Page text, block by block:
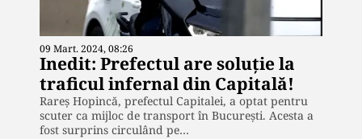
09 Mart. 2024, 08:26
Inedit: Prefectul are soluție la
traficul infernal din Capitală!
Rareș Hopincă, prefectul Capitalei, a optat pentru
scuter ca mijloc de transport în București. Acesta a
fost surprins circulând pe…